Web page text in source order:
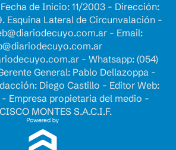
de Inicio: 11/2003 - Dirección:
Esquina Lateral de Circunvalación -
- Email:
- Whatsapp: (054)
General: Pablo Dellazoppa -
Diego Castillo - Editor Web:
Empresa propietaria del medio -
MONTES S.A.C.I.F.